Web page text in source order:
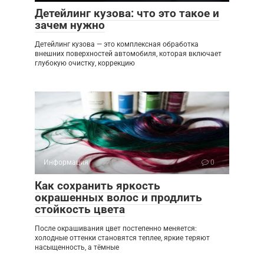
Детейлинг кузова: что это такое и
зачем нужно
Детейлинг кузова — это комплексная обработка
внешних поверхностей автомобиля, которая включает
глубокую очистку, коррекцию
Информация 0
Как сохранить яркость
окрашенных волос и продлить
стойкость цвета
После окрашивания цвет постепенно меняется:
холодные оттенки становятся теплее, яркие теряют
насыщенность, а тёмные